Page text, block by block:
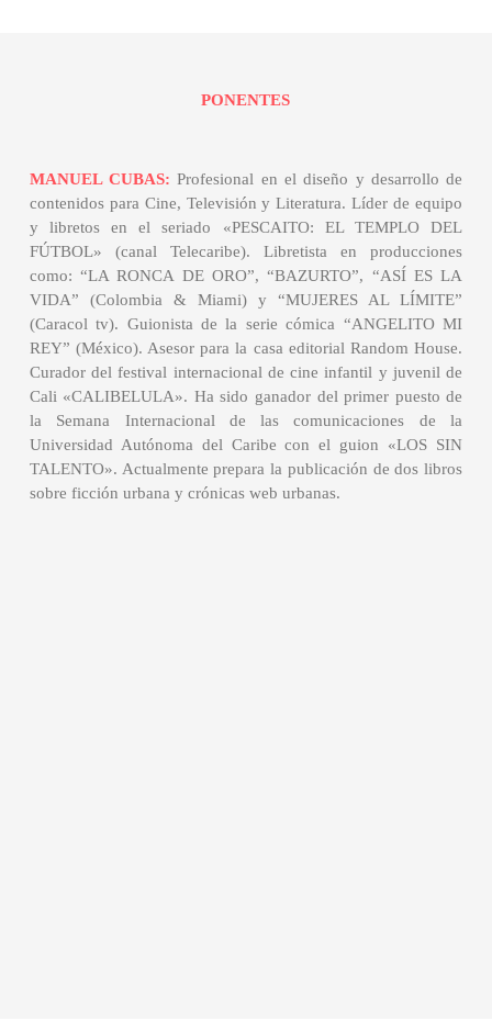
PONENTES
MANUEL CUBAS:Profesional en el diseño y desarrollo de
contenidos para Cine, Televisión y Literatura. Líder de equipo
y libretos en el seriado «PESCAITO: EL TEMPLO DEL
FÚTBOL» (canal Telecaribe). Libretista en producciones
como: “LA RONCA DE ORO”, “BAZURTO”, “ASÍ ES LA
VIDA” (Colombia & Miami) y “MUJERES AL LÍMITE”
(Caracol tv). Guionista de la serie cómica “ANGELITO MI
REY” (México). Asesor para la casa editorial Random House.
Curador del festival internacional de cine infantil y juvenil de
Cali «CALIBELULA». Ha sido ganador del primer puesto de
la Semana Internacional de las comunicaciones de la
Universidad Autónoma del Caribe con el guion «LOS SIN
TALENTO». Actualmente prepara la publicación de dos libros
sobre ficción urbana y crónicas web urbanas.